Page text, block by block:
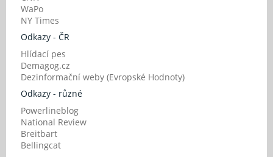
WaPo
NY Times
Odkazy - ČR
Hlídací pes
Demagog.cz
Dezinformační weby (Evropské Hodnoty)
Odkazy - různé
Powerlineblog
National Review
Breitbart
Bellingcat